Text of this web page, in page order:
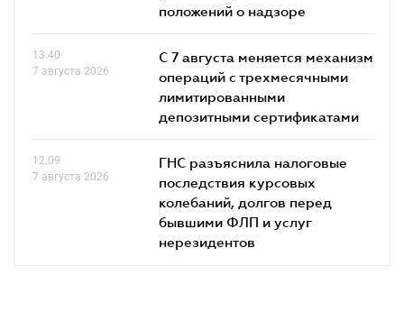
положений о надзоре
13.40
7 августа 2026
С 7 августа меняется механизм
операций с трехмесячными
лимитированными
депозитными сертификатами
12.09
7 августа 2026
ГНС разъяснила налоговые
последствия курсовых
колебаний, долгов перед
бывшими ФЛП и услуг
нерезидентов